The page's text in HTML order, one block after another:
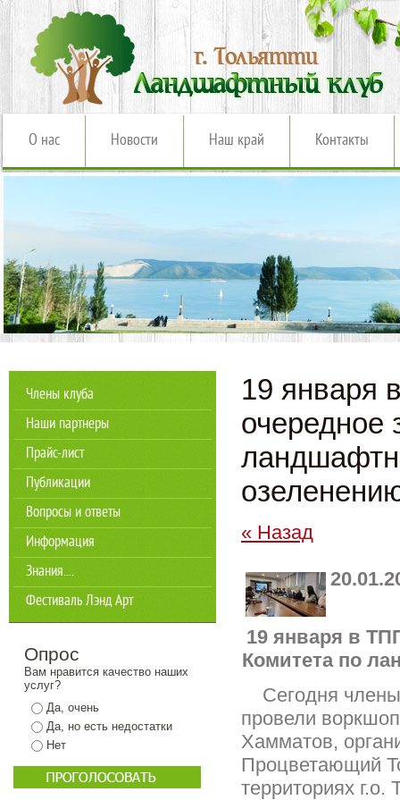
О нас Новости Наш край Контакты
19 января
очередное
« Назад
19 января в
Комитета по
Сегодня члены
провели
Хамматов,
Процветающий
территориях г.о.
Члены клуба
Наши партнеры
Прайс-лист
Публикации
Вопросы и ответы
Информация
Знания....
Фестиваль Лэнд Арт
Опрос
Вам нравится качество наших
услуг?
Да, очень
Да, но есть недостатки
Нет